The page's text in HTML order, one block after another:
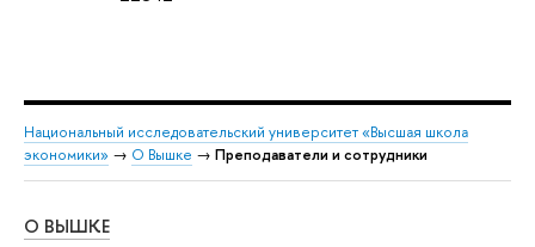
Национальный исследовательский университет «Высшая школа
экономики» → О Вышке → Преподаватели и сотрудники
О ВЫШКЕ